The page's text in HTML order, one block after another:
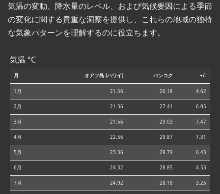
気温の変動、降水量のレベル、および気候要因による季節
の変化に関する貴重な洞察を提供し、これらの地域の独特
な気象パターンを理解するのに役立ちます。
気温 °C
月 オアフ島 (ハワイ) バンコク +/-
1月 21.56 26.18 4.62
2月 21.36 27.41 6.05
3月 21.56 29.03 7.47
4月 22.56 29.87 7.31
5月 23.36 29.79 6.43
6月 24.32 28.85 4.53
7月 24.92 28.18 3.25